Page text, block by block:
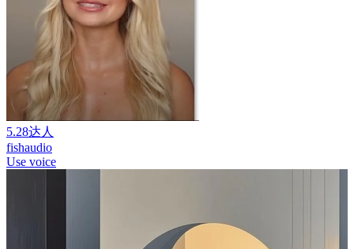
5.28达人
fishaudio
Use voice